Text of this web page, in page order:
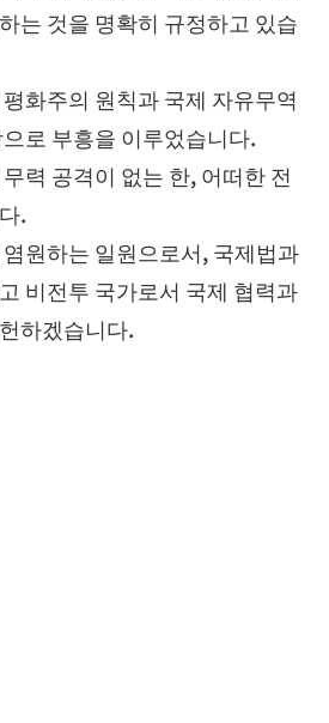
는 것을 명확히 규정하고 있습
화주의 원칙과 국제 자유무역
로 부흥을 이루었습니다.
력 공격이 없는 한, 어떠한 전
.
원하는 일원으로서, 국제법과
비전투 국가로서 국제 협력과
하겠습니다.